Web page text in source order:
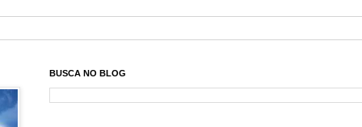
BUSCA NO BLOG